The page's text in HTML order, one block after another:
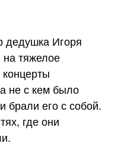
дедушка Игоря
тяжелое
не с кем было
брали его с собой.
где они